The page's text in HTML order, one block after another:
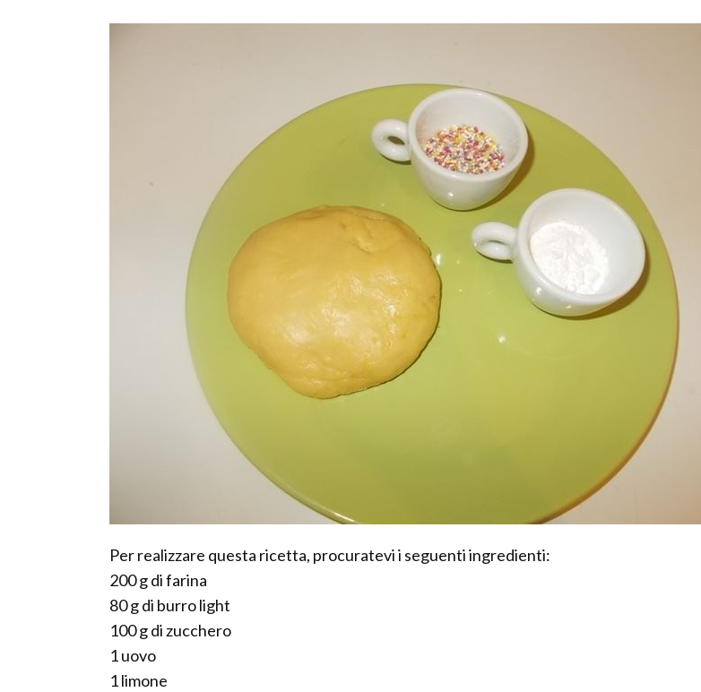
Per realizzare questa ricetta, procuratevi i seguenti ingredienti:
200 g di farina
80 g di burro light
100 g di zucchero
1 uovo
1 limone